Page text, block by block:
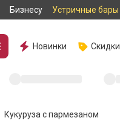
Бизнесу Устричные бары
Новинки Скидки
Кукуруза с пармезаном